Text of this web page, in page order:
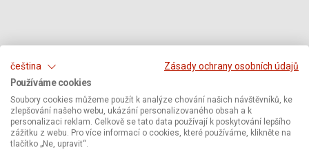
čeština
Zásady ochrany osobních údajů
Používáme cookies
Soubory cookies můžeme použít k analýze chování našich návštěvníků, ke
zlepšování našeho webu, ukázání personalizovaného obsah a k
personalizaci reklam. Celkově se tato data používají k poskytování lepšího
zážitku z webu. Pro více informací o cookies, které používáme, klikněte na
tlačítko „Ne, upravit“.